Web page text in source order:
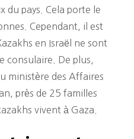
du pays. Cela porte le
Cependant, il est
en Israël ne sont
consulaire. De plus,
ministère des Affaires
près de 25 familles
vivent à Gaza.